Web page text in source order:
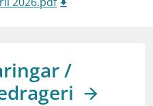
/